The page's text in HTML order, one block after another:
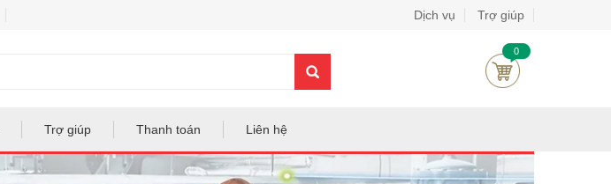
Dịch vụ Trợ giúp
0
Trợ giúp Thanh toán Liên hệ